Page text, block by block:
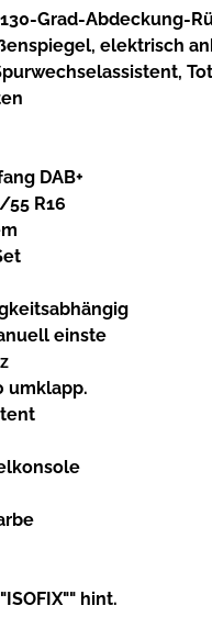
130-Grad-
elektrisch
DAB+
R16
einste
umklapp.
hint.